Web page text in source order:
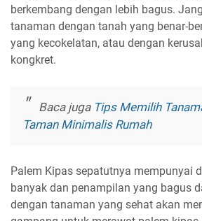
berkembang dengan lebih bagus.
tanaman dengan tanah yang benar-
yang kecokelatan, atau dengan
kongkret.
Baca juga Tips Memilih
Taman Minimalis Rumah
Palem Kipas sepatutnya mempunyai
banyak dan penampilan yang bagus
dengan tanaman yang sehat akan